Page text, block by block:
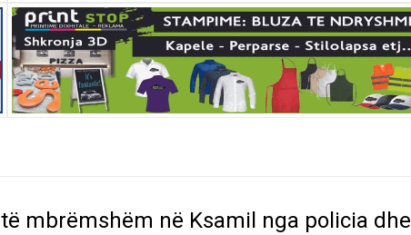
mbrëmshëm në Ksamil nga policia dhe